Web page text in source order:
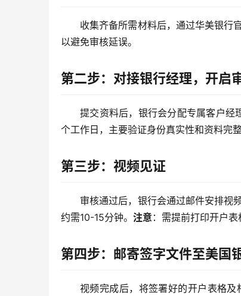
收集齐备所需材料后，通过华美银行
以避免审核延误。
第二步：对接银行经理，开启
提交资料后，银行会分配专属客户经
个工作日，主要验证身份真实性和资料完整
第三步：视频见证
审核通过后，银行会通过邮件安排视
约需10-15分钟。 注意 ：需提前打印开户表
第四步：邮寄签字文件至美国
视频完成后，将签署好的开户表格